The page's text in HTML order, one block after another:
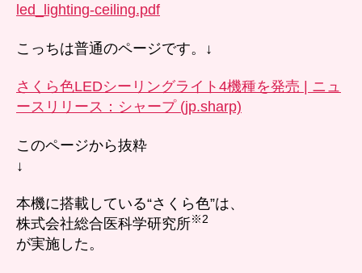
イ
買
す！
へ
led_lighting-ceiling.pdf
こっちは普通のページです。↓
さくら色LEDシーリングライト4機種を発売 | ニュ
ースリリース：シャープ (jp.sharp)
このページから抜粋
↓
本機に搭載している“さくら色”は、
株式会社総合医科学研究所※2
が実施した。